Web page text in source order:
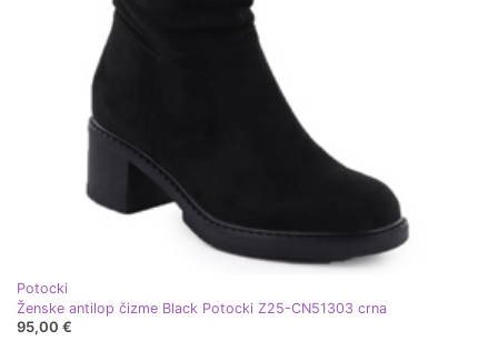
Potocki
Ženske antilop čizme Black Potocki Z25-CN51303 crna
95,00 €